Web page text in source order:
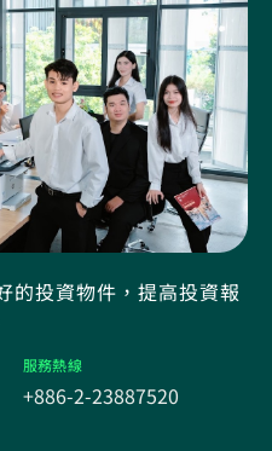
的投資物件，提高投資報
服務熱線
+886-2-23887520